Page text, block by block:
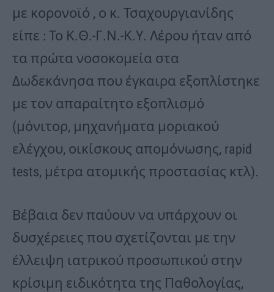
με κορονοϊό , ο κ. Τσαχουργιανίδης
είπε : Το Κ.Θ.-Γ.Ν.-Κ.Υ. Λέρου ήταν από
τα πρώτα νοσοκομεία στα
Δωδεκάνησα που έγκαιρα εξοπλίστηκε
με τον απαραίτητο εξοπλισμό
(μόνιτορ, μηχανήματα μοριακού
ελέγχου, οικίσκους απομόνωσης, rapid
tests, μέτρα ατομικής προστασίας κτλ).
Βέβαια δεν παύουν να υπάρχουν οι
δυσχέρειες που σχετίζονται με την
έλλειψη ιατρικού προσωπικού στην
κρίσιμη ειδικότητα της Παθολογίας,